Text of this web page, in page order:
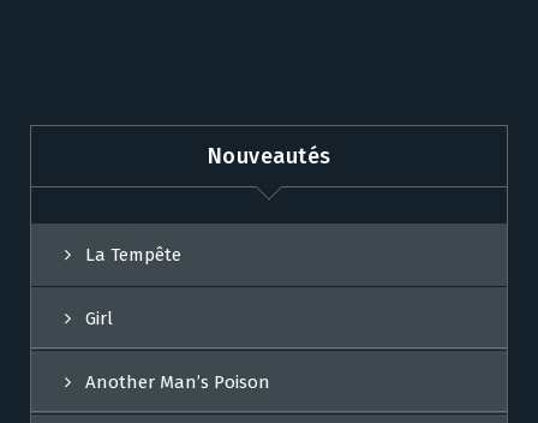
Nouveautés
La Tempête
Girl
Another Man’s Poison